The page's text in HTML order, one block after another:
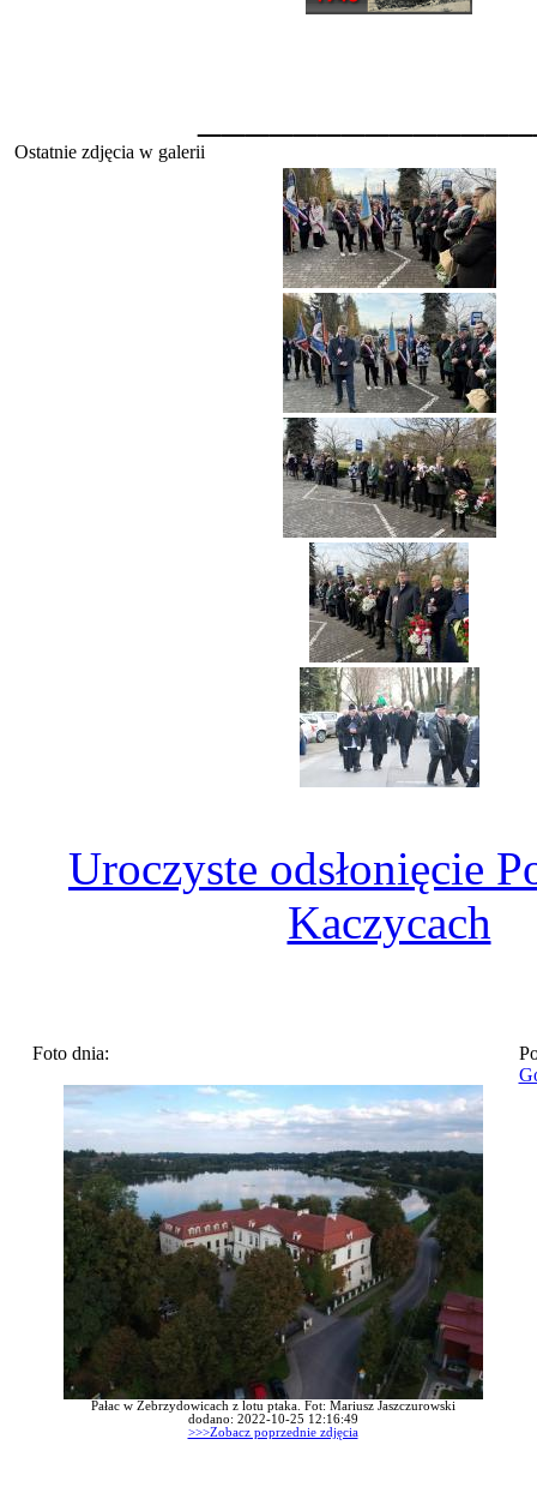
Ostatnie zdjęcia w galerii
Uroczyste odsłonięcie
Kaczycach
Foto dnia:
Pałac w Zebrzydowicach z lotu ptaka. Fot: Mariusz Jaszczurowski
dodano: 2022-10-25 12:16:49
>>>Zobacz poprzednie zdjęcia